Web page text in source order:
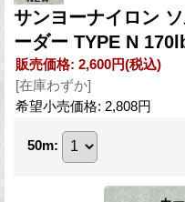
サンヨーナイロン
ーダー TYPE N
販売価格: 2,600円(税込)
[在庫わずか]
希望小売価格: 2,808円
50m: